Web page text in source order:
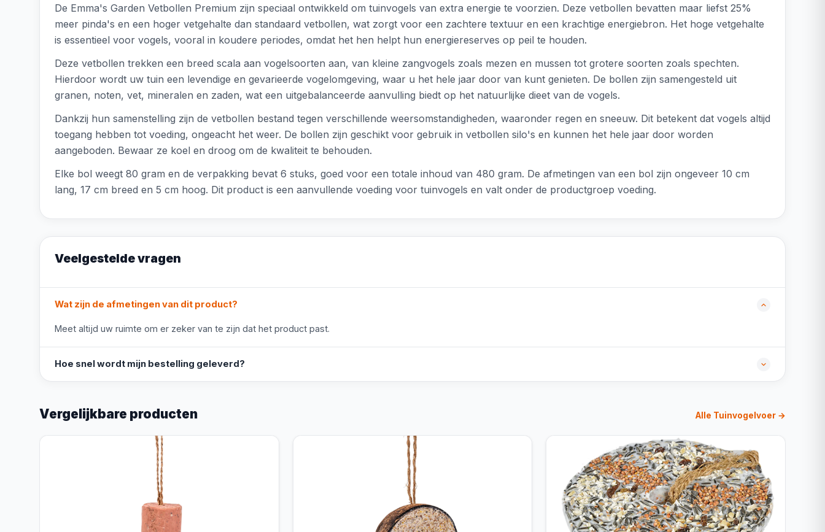
De Emma's Garden Vetbollen Premium zijn speciaal ontwikkeld om tuinvogels van extra energie te voorzien. Deze vetbollen bevatten maar liefst 25%
meer pinda's en een hoger vetgehalte dan standaard vetbollen, wat zorgt voor een zachtere textuur en een krachtige energiebron. Het hoge vetgehalte
is essentieel voor vogels, vooral in koudere periodes, omdat het hen helpt hun energiereserves op peil te houden.
Deze vetbollen trekken een breed scala aan vogelsoorten aan, van kleine zangvogels zoals mezen en mussen tot grotere soorten zoals spechten.
Hierdoor wordt uw tuin een levendige en gevarieerde vogelomgeving, waar u het hele jaar door van kunt genieten. De bollen zijn samengesteld uit
granen, noten, vet, mineralen en zaden, wat een uitgebalanceerde aanvulling biedt op het natuurlijke dieet van de vogels.
Dankzij hun samenstelling zijn de vetbollen bestand tegen verschillende weersomstandigheden, waaronder regen en sneeuw. Dit betekent dat vogels altijd
toegang hebben tot voeding, ongeacht het weer. De bollen zijn geschikt voor gebruik in vetbollen silo's en kunnen het hele jaar door worden
aangeboden. Bewaar ze koel en droog om de kwaliteit te behouden.
Elke bol weegt 80 gram en de verpakking bevat 6 stuks, goed voor een totale inhoud van 480 gram. De afmetingen van een bol zijn ongeveer 10 cm
lang, 17 cm breed en 5 cm hoog. Dit product is een aanvullende voeding voor tuinvogels en valt onder de productgroep voeding.
Veelgestelde vragen
Wat zijn de afmetingen van dit product?
Meet altijd uw ruimte om er zeker van te zijn dat het product past.
Hoe snel wordt mijn bestelling geleverd?
Vergelijkbare producten Alle Tuinvogelvoer →